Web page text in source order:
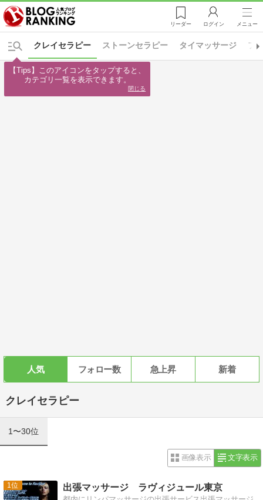
リーダー ログイン メニュー
クレイセラピー ストーンセラピー タイマッサージ フ
人気 フォロー数 急上昇 新着
クレイセラピー
1〜30位
画像表示 文字表示
1 出張マッサージ ラヴィジュール東京
【Tips】このアイコンをタップすると、
カテゴリ一覧を表示できます。
閉じる